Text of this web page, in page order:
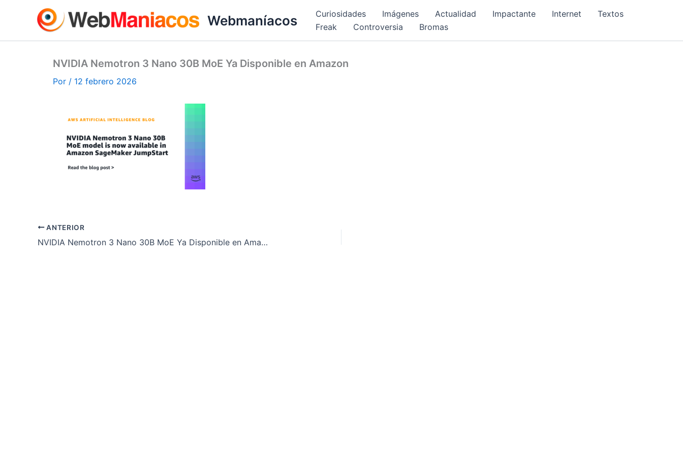
Webmaníacos Curiosidades Imágenes Actualidad Impactante Internet
Textos
Freak
Controversia Bromas
NVIDIA Nemotron 3 Nano 30B MoE Ya Disponible en Amazon
Por / 12 febrero 2026
ANTERIOR
NVIDIA Nemotron 3 Nano 30B MoE Ya Disponible en Amazon SageMaker JumpStart